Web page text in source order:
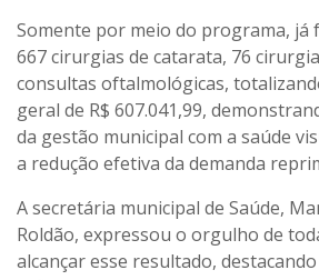
Somente por meio do programa, já
667 cirurgias de catarata, 76
consultas oftalmológicas,
geral de R$ 607.041,99,
da gestão municipal com a saúde
a redução efetiva da demanda
A secretária municipal de Saúde,
Roldão, expressou o orgulho de
alcançar esse resultado,